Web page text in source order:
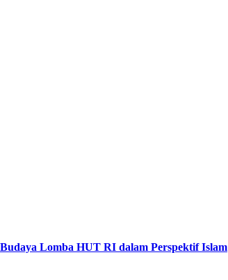
Lomba HUT RI dalam Perspektif Islam